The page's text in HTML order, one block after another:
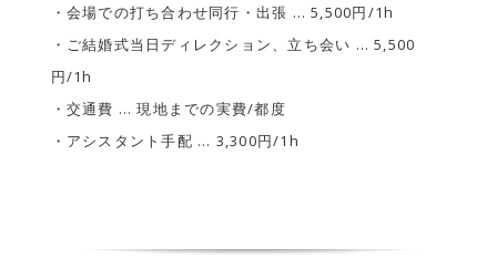
・会場での打ち合わせ同行・出張 … 5,500円/1h
・ご結婚式当日ディレクション、立ち会い … 5,500
円/1h
・交通費 … 現地までの実費/都度
・アシスタント手配 … 3,300円/1h